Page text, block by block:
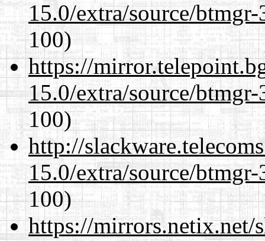
15.0/extra/source/
100)
https://
15.0/extra/source/
100)
http://
15.0/extra/source/
100)
https://mirrors.netix.net/